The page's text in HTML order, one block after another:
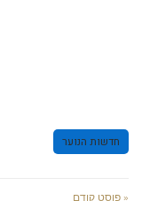
חדשות הנוער
« פוסט קודם